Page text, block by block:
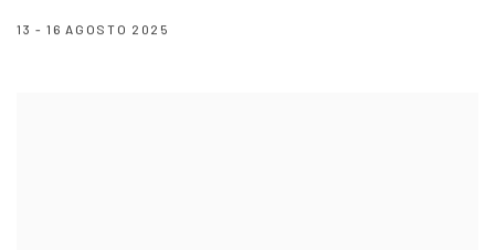
13 - 16 AGOSTO 2025